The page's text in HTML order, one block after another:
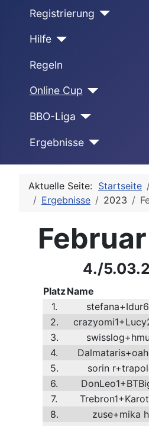
Registrierung
Hilfe
Regeln
Online Cup
BBO-Liga
Ergebnisse
Aktuelle Seite: Startseite
Ergebnisse
2023
4./
PlatzName
1.
2.
3.
4.
5.
sorin
6.
7.
8.
zuse+mika h